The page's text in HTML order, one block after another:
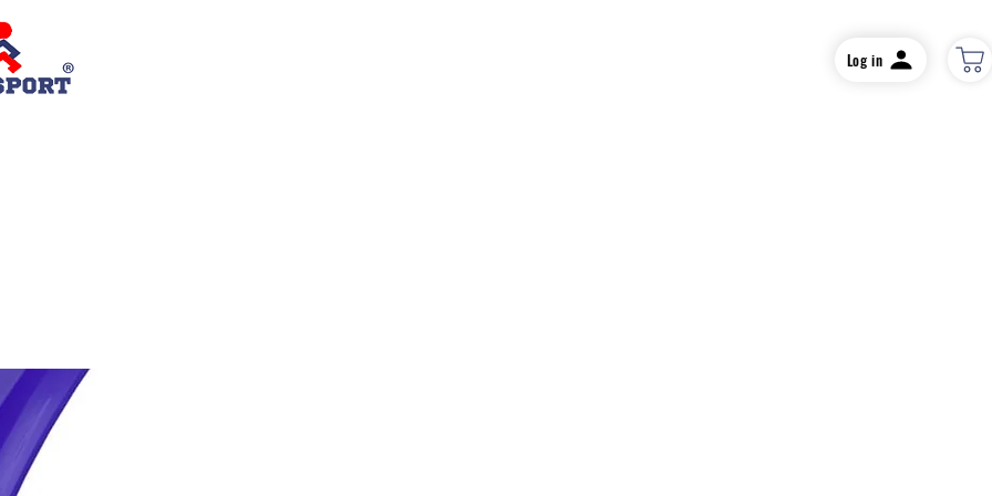
Log in